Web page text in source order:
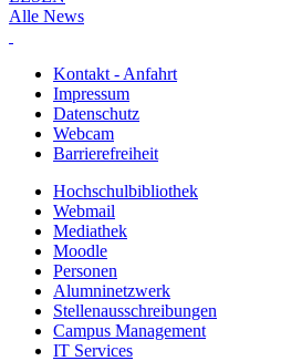
Alle News
Kontakt - Anfahrt
Impressum
Datenschutz
Webcam
Barrierefreiheit
Hochschulbibliothek
Webmail
Mediathek
Moodle
Personen
Alumninetzwerk
Stellenausschreibungen
Campus Management
IT Services